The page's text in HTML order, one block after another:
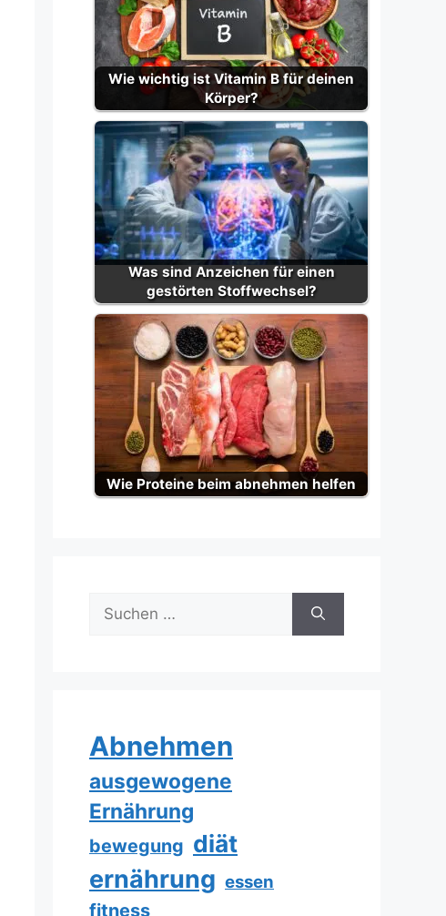
Wie wichtig ist Vitamin B für deinen
Körper?
Was sind Anzeichen für einen
gestörten Stoffwechsel?
Wie Proteine beim abnehmen helfen
Suche
nach:
Abnehmen
ausgewogene
Ernährung
bewegung diät
ernährung essen
fitness